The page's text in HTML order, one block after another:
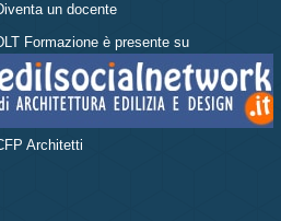
un docente
Formazione è presente su
Architetti